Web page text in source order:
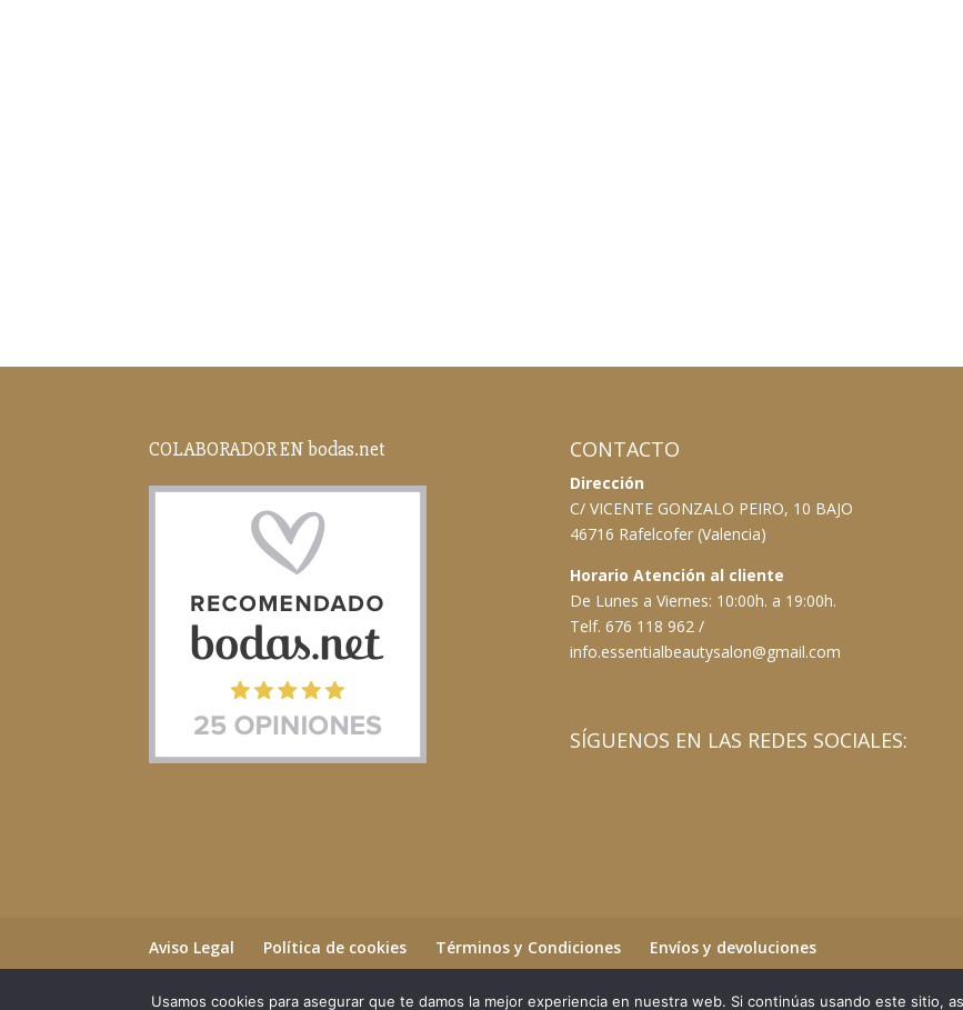
COLABORADOR EN bodas.net CONTACTO
Dirección
C/ VICENTE GONZALO PEIRO, 10 BAJO
46716 Rafelcofer (Valencia)
Horario Atención al cliente
De Lunes a Viernes: 10:00h. a 19:00h.
Telf. 676 118 962 /
info.essentialbeautysalon@gmail.com
SÍGUENOS EN LAS REDES SOCIALES:
Aviso Legal Política de cookies Términos y Condiciones Envíos y devoluciones
Usamos cookies para asegurar que te damos la mejor experiencia en nuestra web. Si continúas usando este sitio,